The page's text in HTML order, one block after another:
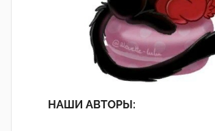
НАШИ АВТОРЫ: